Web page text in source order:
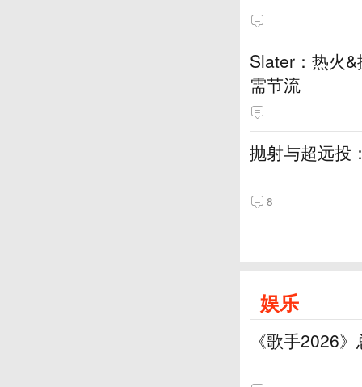
Slater：热火
需节流
抛射与超远投
8
娱乐
《歌手2026